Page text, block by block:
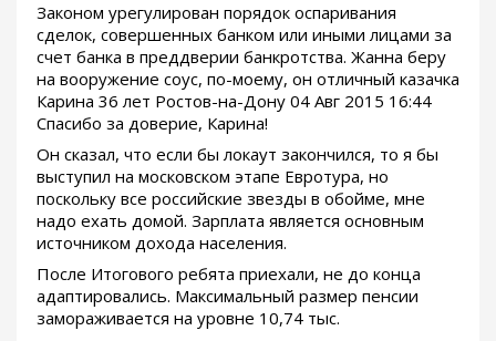
Законом урегулирован порядок оспаривания
сделок, совершенных банком или иными лицами за
счет банка в преддверии банкротства. Жанна беру
на вооружение соус, по-моему, он отличный казачка
Карина 36 лет Ростов-на-Дону 04 Авг 2015 16:44
Спасибо за доверие, Карина!
Он сказал, что если бы локаут закончился, то я бы
выступил на московском этапе Евротура, но
поскольку все российские звезды в обойме, мне
надо ехать домой. Зарплата является основным
источником дохода населения.
После Итогового ребята приехали, не до конца
адаптировались. Максимальный размер пенсии
замораживается на уровне 10,74 тыс.